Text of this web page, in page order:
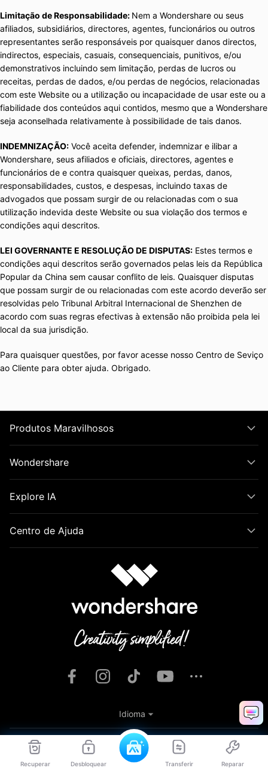
Recuperar Desbloquear Transferir Reparar
Limitação de Responsabilidade: Nem a Wondershare ou seus
afiliados, subsidiários, directores, agentes, funcionários ou outros
representantes serão responsáveis por quaisquer danos directos,
indirectos, especiais, casuais, consequenciais, punitivos, e/ou
demonstrativos incluindo sem limitação, perdas de lucros ou
receitas, perdas de dados, e/ou perdas de negócios, relacionadas
com este Website ou a utilização ou incapacidade de usar este ou a
fiabilidade dos conteúdos aqui contidos, mesmo que a Wondershare
seja aconselhada relativamente à possibilidade de tais danos.
INDEMNIZAÇÃO: Você aceita defender, indemnizar e ilibar a
Wondershare, seus afiliados e oficiais, directores, agentes e
funcionários de e contra quaisquer queixas, perdas, danos,
responsabilidades, custos, e despesas, incluindo taxas de
advogados que possam surgir de ou relacionadas com o sua
utilização indevida deste Website ou sua violação dos termos e
condições aqui descritos.
LEI GOVERNANTE E RESOLUÇÃO DE DISPUTAS: Estes termos e
condições aqui descritos serão governados pelas leis da República
Popular da China sem causar conflito de leis. Quaisquer disputas
que possam surgir de ou relacionadas com este acordo deverão ser
resolvidas pelo Tribunal Arbitral Internacional de Shenzhen de
acordo com suas regras efectivas à extensão não proibida pela lei
local da sua jurisdição.
Para quaisquer questões, por favor acesse nosso Centro de Seviço
ao Cliente para obter ajuda. Obrigado.
Produtos Maravilhosos
Wondershare
Explore IA
Centro de Ajuda
Termos e Condições Privacidade
Preferências de Cookies
Termos de Uso
Política de Reembolso Desinstalação
Idioma